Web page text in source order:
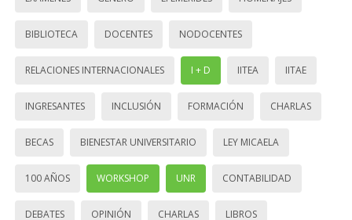
BIBLIOTECA DOCENTES NODOCENTES
RELACIONES INTERNACIONALES I + D IITEA IITAE
INGRESANTES INCLUSIÓN FORMACIÓN CHARLAS
BECAS BIENESTAR UNIVERSITARIO LEY MICAELA
100 AÑOS WORKSHOP UNR CONTABILIDAD
DEBATES OPINIÓN CHARLAS LIBROS